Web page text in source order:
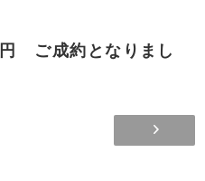
ご成約となりまし